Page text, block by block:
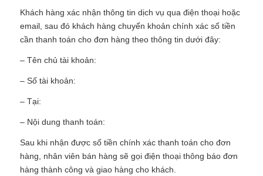
Khách hàng xác nhận thông tin dịch vụ qua điện thoại hoặc
email, sau đó khách hàng chuyển khoản chính xác số tiền
cần thanh toán cho đơn hàng theo thông tin dưới đây:
– Tên chủ tài khoản:
– Số tài khoản:
– Tại:
– Nội dung thanh toán:
Sau khi nhận được số tiền chính xác thanh toán cho đơn
hàng, nhân viên bán hàng sẽ gọi điện thoại thông báo đơn
hàng thành công và giao hàng cho khách.